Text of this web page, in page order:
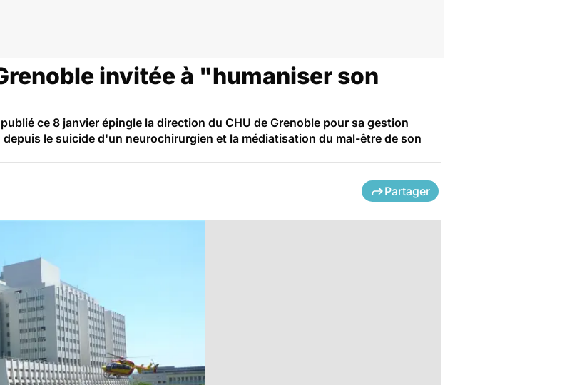
invitée à "humaniser son
ce 8 janvier épingle la direction du CHU de Grenoble pour sa gestion
le suicide d'un neurochirurgien et la médiatisation du mal-être de son
Partager